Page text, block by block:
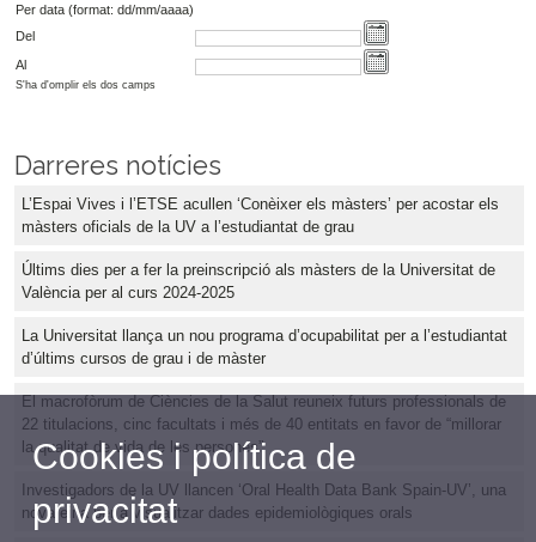
Per data (format: dd/mm/aaaa)
Del
Al
S'ha d'omplir els dos camps
Darreres notícies
L’Espai Vives i l’ETSE acullen ‘Conèixer els màsters’ per acostar els
màsters oficials de la UV a l’estudiantat de grau
Últims dies per a fer la preinscripció als màsters de la Universitat de
València per al curs 2024-2025
La Universitat llança un nou programa d’ocupabilitat per a l’estudiantat
d’últims cursos de grau i de màster
El macrofòrum de Ciències de la Salut reuneix futurs professionals de
22 titulacions, cinc facultats i més de 40 entitats en favor de “millorar
la qualitat de vida de les persones”
Investigadors de la UV llancen ‘Oral Health Data Bank Spain-UV’, una
nova eina per a visualitzar dades epidemiològiques orals
Cookies i política de
privacitat